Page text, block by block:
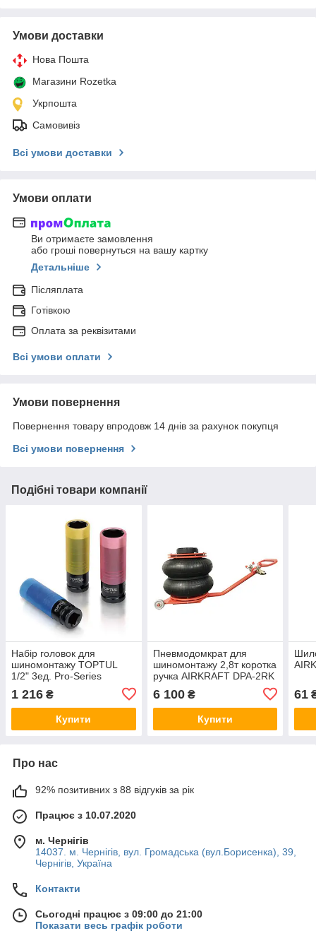
Умови доставки
Нова Пошта
Магазини Rozetka
Укрпошта
Самовивіз
Всі умови доставки
Умови оплати
Ви отримаєте замовлення
або гроші повернуться на вашу картку
Детальніше
Післяплата
Готівкою
Оплата за реквізитами
Всі умови оплати
Умови повернення
Повернення товару впродовж 14 днів за рахунок покупця
Всі умови повернення
Подібні товари компанії
Набір головок для
шиномонтажу TOPTUL
1/2" 3ед. Pro-Series
1 216 ₴
Купити
Пневмодомкрат для
шиномонтажу 2,8т коротка
ручка AIRKRAFT DPA-2RK
6 100₴
Купити
61
Про нас
92% позитивних з 88 відгуків за рік
Працює з 10.07.2020
м. Чернігів
14037. м. Чернігів, вул. Громадська (вул.Борисенка), 39,
Чернігів, Україна
Контакти
Сьогодні працює з 09:00 до 21:00
Показати весь графік роботи